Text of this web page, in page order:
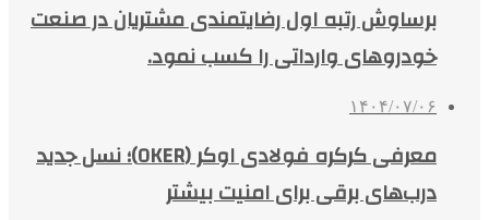
برساوش رتبه اول رضایتمندی مشتریان در صنعت
خودروهای وارداتی را کسب نمود.
۱۴۰۴/۰۷/۰۶
معرفی کرکره فولادی اوکر (OKER)؛ نسل جدید
درب‌های برقی برای امنیت بیشتر